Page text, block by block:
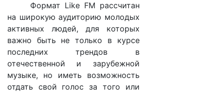
Формат Like FM рассчитан
на широкую аудиторию молодых
активных людей, для которых
важно быть не только в курсе
последних трендов в
отечественной и зарубежной
музыке, но иметь возможность
отдать свой голос за того или